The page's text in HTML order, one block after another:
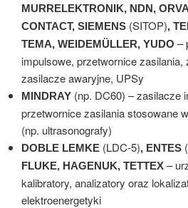
MURRELEKTRONIK, NDN,
CONTACT, SIEMENS (SITOP),
TEMA, WEIDEMÜLLER, YUDO –
impulsowe, przetwornice zasilania,
zasilacze awaryjne, UPSy
MINDRAY (np. DC60) – zasilacze
przetwornice zasilania stosowane
(np. ultrasonografy)
DOBLE LEMKE (LDC-5), ENTES
FLUKE, HAGENUK, TETTEX –
kalibratory, analizatory oraz
elektroenergetyki